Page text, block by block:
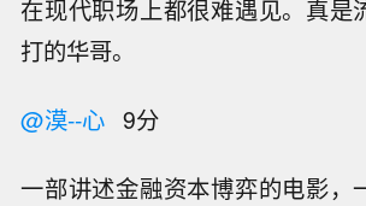
在现代职场上都很难遇见。真是
打的华哥。
@漠--心 9分
一部讲述金融资本博弈的电影，